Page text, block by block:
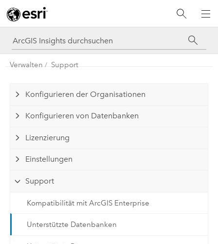
Verwalten Support
Konfigurieren der Organisationen
Konfigurieren von Datenbanken
Lizenzierung
Einstellungen
Support
Kompatibilität mit ArcGIS Enterprise
Unterstützte Datenbanken